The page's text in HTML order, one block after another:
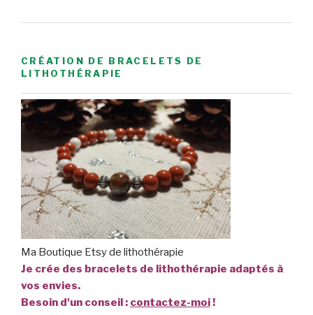
CRÉATION DE BRACELETS DE
LITHOTHÉRAPIE
Ma Boutique Etsy de lithothérapie
Je crée des bracelets de lithothérapie adaptés à
vos envies.
Besoin d'un conseil : contactez-moi!